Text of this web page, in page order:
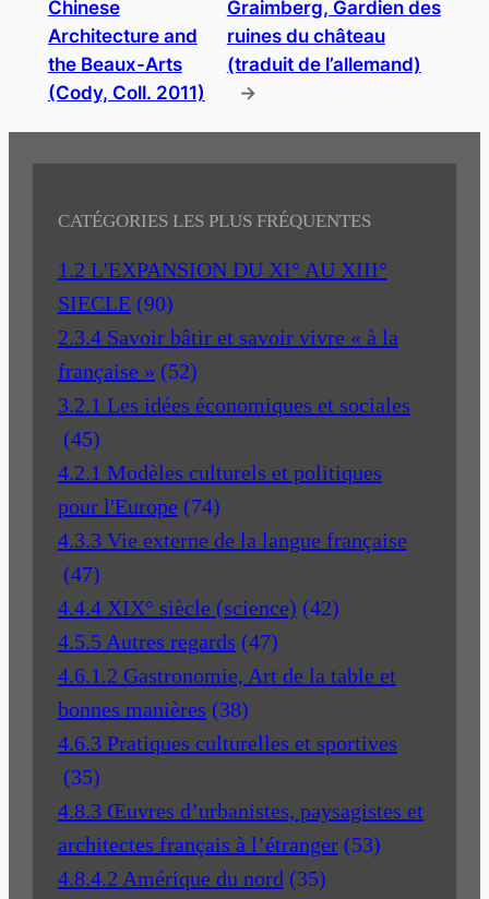
Chinese
Architecture and
the Beaux-Arts
(Cody, Coll. 2011)
Graimberg, Gardien des
ruines du château
(traduit de l’allemand)
→
CATÉGORIES LES PLUS FRÉQUENTES
1.2 L'EXPANSION DU XI° AU XIII°
SIECLE (90)
2.3.4 Savoir bâtir et savoir vivre « à la
française » (52)
3.2.1 Les idées économiques et sociales
(45)
4.2.1 Modèles culturels et politiques
pour l'Europe (74)
4.3.3 Vie externe de la langue française
(47)
4.4.4 XIX° siècle (science) (42)
4.5.5 Autres regards (47)
4.6.1.2 Gastronomie, Art de la table et
bonnes manières (38)
4.6.3 Pratiques culturelles et sportives
(35)
4.8.3 Œuvres d’urbanistes, paysagistes et
architectes français à l’étranger (53)
4.8.4.2 Amérique du nord (35)